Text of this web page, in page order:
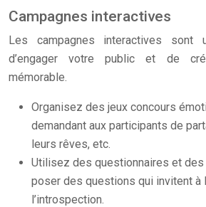
Campagnes interactives
Les campagnes interactives sont
d’engager votre public et de
mémorable.
Organisez des jeux concours
demandant aux participants de
leurs rêves, etc.
Utilisez des questionnaires et
poser des questions qui invitent à
l’introspection.